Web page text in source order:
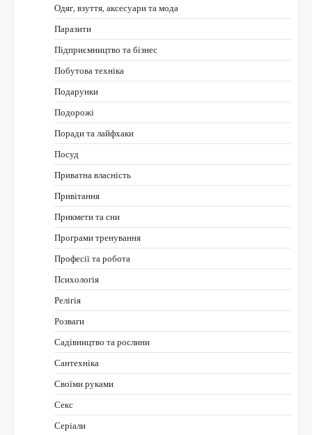
Одяг, взуття, аксесуари та мода
Паразити
Підприємництво та бізнес
Побутова техніка
Подарунки
Подорожі
Поради та лайфхаки
Посуд
Приватна власність
Привітання
Прикмети та сни
Програми тренування
Професії та робота
Психологія
Релігія
Розваги
Садівництво та рослини
Сантехніка
Своїми руками
Секс
Серіали